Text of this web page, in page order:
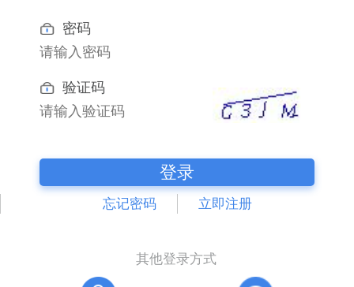
密码
验证码
登录
忘记密码 立即注册
其他登录方式